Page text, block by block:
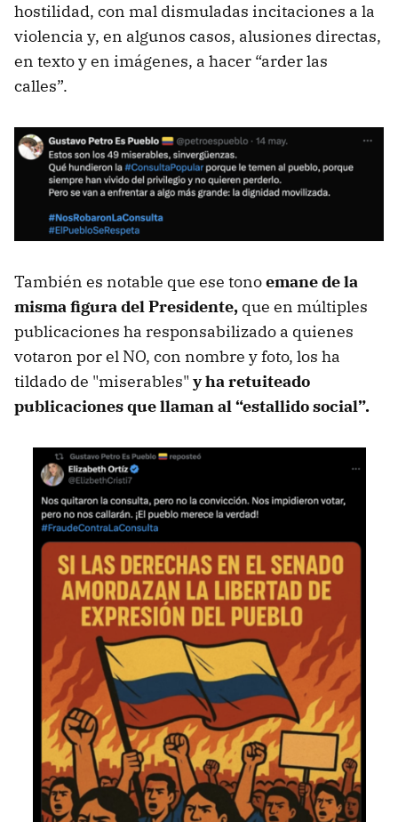
hostilidad, con mal dismuladas incitaciones a la
violencia y, en algunos casos, alusiones directas,
en texto y en imágenes, a hacer “arder las
calles”.
También es notable que ese tonoemane de la
misma figura del Presidente, que en múltiples
publicaciones ha responsabilizado a quienes
votaron por el NO, con nombre y foto, los ha
tildado de "miserables" y ha retuiteado
publicaciones que llaman al “estallido social”.